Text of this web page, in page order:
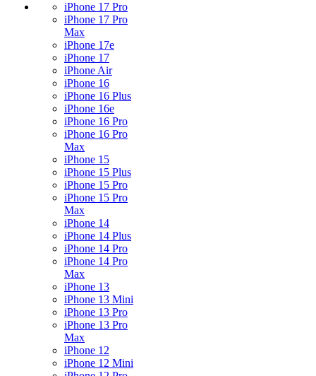
iPhone 17 Pro
iPhone 17 Pro
Max
iPhone 17e
iPhone 17
iPhone Air
iPhone 16
iPhone 16 Plus
iPhone 16e
iPhone 16 Pro
iPhone 16 Pro
Max
iPhone 15
iPhone 15 Plus
iPhone 15 Pro
iPhone 15 Pro
Max
iPhone 14
iPhone 14 Plus
iPhone 14 Pro
iPhone 14 Pro
Max
iPhone 13
iPhone 13 Mini
iPhone 13 Pro
iPhone 13 Pro
Max
iPhone 12
iPhone 12 Mini